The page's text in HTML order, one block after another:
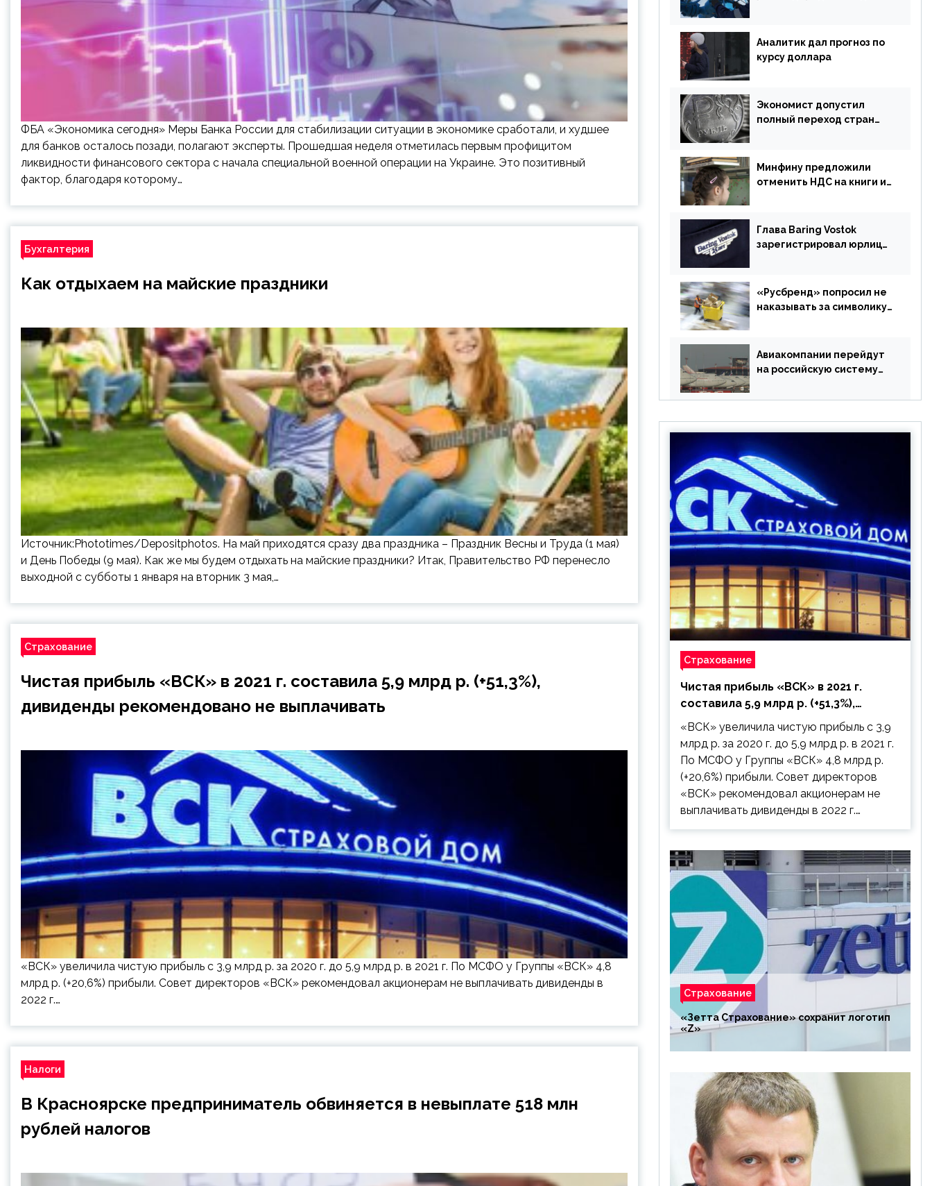
ФБА «Экономика сегодня» Меры Банка России для стабилизации ситуации в экономике сработали, и худшее
для банков осталось позади, полагают эксперты. Прошедшая неделя отметилась первым профицитом
ликвидности финансового сектора с начала специальной военной операции на Украине. Это позитивный
фактор, благодаря которому…
Бухгалтерия
Как отдыхаем на майские праздники
Источник:Phototimes/Depositphotos. На май приходятся сразу два праздника – Праздник Весны и Труда (1 мая)
и День Победы (9 мая). Как же мы будем отдыхать на майские праздники? Итак, Правительство РФ перенесло
выходной с субботы 1 января на вторник 3 мая,…
Страхование
Чистая прибыль «ВСК» в 2021 г. составила 5,9 млрд р. (+51,3%),
дивиденды рекомендовано не выплачивать
«ВСК» увеличила чистую прибыль с 3,9 млрд р. за 2020 г. до 5,9 млрд р. в 2021 г. По МСФО у Группы «ВСК» 4,8
млрд р. (+20,6%) прибыли. Совет директоров «ВСК» рекомендовал акционерам не выплачивать дивиденды в
2022 г.…
Налоги
В Красноярске предприниматель обвиняется в невыплате 518 млн
рублей налогов
Аналитик дал прогноз по
курсу доллара
Экономист допустил
полный переход стран
Минфину предложили
отменить НДС на книги и
Глава Baring Vostok
зарегистрировал юрлицо
«Русбренд» попросил не
наказывать за символику
Авиакомпании перейдут
на российскую систему
Страхование
Чистая прибыль «ВСК» в 2021 г.
составила 5,9 млрд р. (+51,3%),
дивиденды рекомендовано не
выплачивать
«ВСК» увеличила чистую прибыль с 3,9
млрд р. за 2020 г. до 5,9 млрд р. в 2021 г.
По МСФО у Группы «ВСК» 4,8 млрд р.
(+20,6%) прибыли. Совет директоров
«ВСК» рекомендовал акционерам не
выплачивать дивиденды в 2022 г.…
Страхование
«Зетта Страхование» сохранит логотип
«Z»